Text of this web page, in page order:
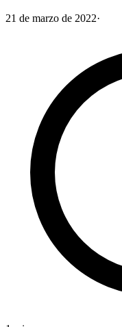
21 de marzo de 2022·